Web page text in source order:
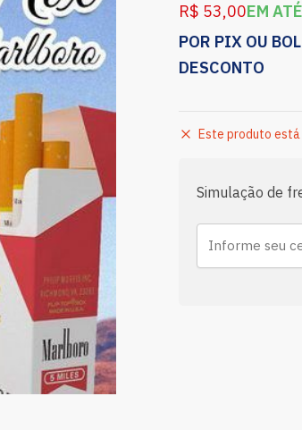
R$ 53,00EM
POR PIX OU
DESCONTO
Este produto
Simulação de